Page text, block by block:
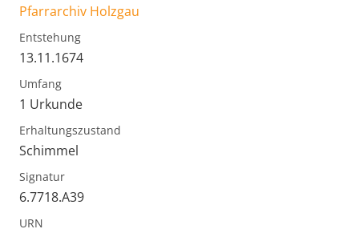
Pfarrarchiv Holzgau
Entstehung
13.11.1674
Umfang
1 Urkunde
Erhaltungszustand
Schimmel
Signatur
6.7718.A39
URN